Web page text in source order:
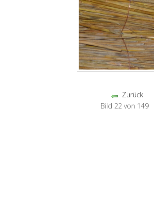
Zurück
Bild 22 von 149